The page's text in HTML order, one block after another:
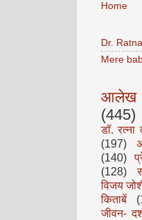
Home
Dr.
Mere
आलेख
(445)
डॉ. रत्ना
(197)
(140)
(128)
विजय
किताबें
जीवन-